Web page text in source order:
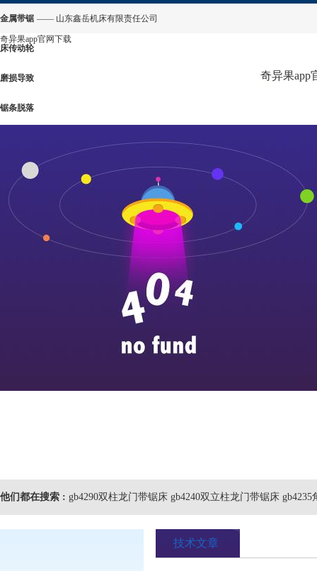
金属带锯
床传动轮
磨损导致
锯条脱落
析-奇异果
app官网
—— 山东鑫岳机床有限责任公司
奇异果app官网下载
奇异果app
他们都在搜索 : gb4290双柱龙门带锯床 gb4240双立柱龙门带锯床
技术文章